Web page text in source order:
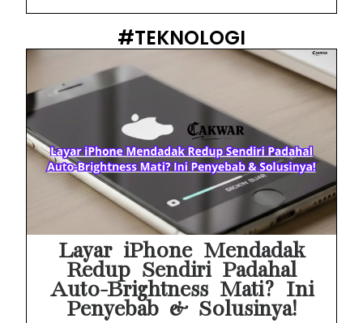
#TEKNOLOGI
Layar iPhone Mendadak
Redup Sendiri Padahal
Auto-Brightness Mati? Ini
Penyebab & Solusinya!